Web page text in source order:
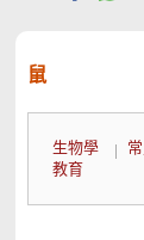
鼠
生物學
教育